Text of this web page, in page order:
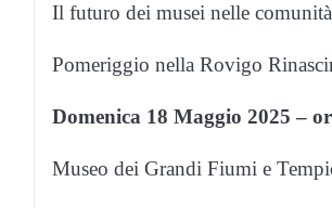
Il futuro dei musei nelle
Pomeriggio nella Rovigo
Domenica 18 Maggio 2025 –
Museo dei Grandi Fiumi e